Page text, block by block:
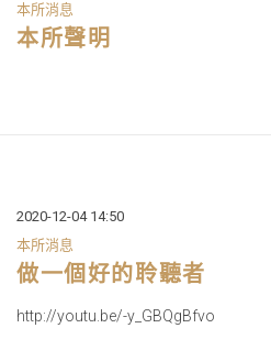
本所消息
本所聲明
2020-12-04 14:50
本所消息
做一個好的聆聽者
http://youtu.be/-y_GBQgBfvo